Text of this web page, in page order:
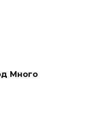
Много